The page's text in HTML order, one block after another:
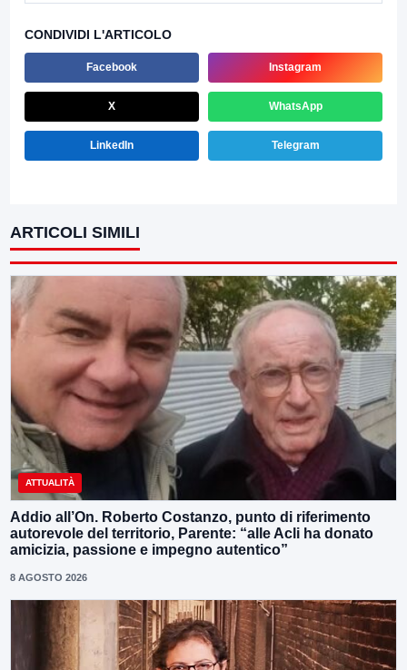
CONDIVIDI L'ARTICOLO
Facebook Instagram
X WhatsApp
LinkedIn Telegram
ARTICOLI SIMILI
ATTUALITÀ
Addio all’On. Roberto Costanzo, punto di riferimento
autorevole del territorio, Parente: “alle Acli ha donato
amicizia, passione e impegno autentico”
8 AGOSTO 2026